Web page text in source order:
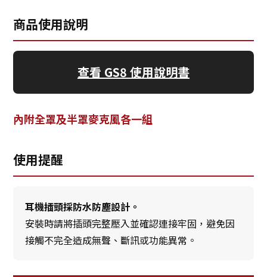
商品使用說明
查看 GS8 使用說明書
內附全罩及半罩麥克風各一組
使用提醒
耳機插頭採防水防塵設計。
安裝時請將插頭完整壓入並確認連接牢固，避免因
接觸不完全造成無聲、斷訊或功能異常。